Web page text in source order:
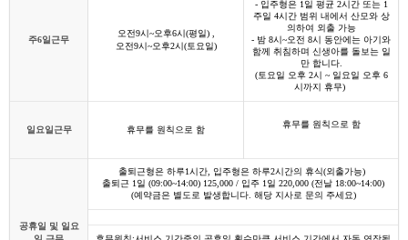
주6일근무
오전9시~오후6시(평일) ,
오전9시~오후2시(토요일)
- 입주형은 1일 평균 2시간 또는 1
주일 4시간 범위 내에서 산모와 상
의하여 외출 가능
- 밤 8시~오전 8시​​ 동안에는​ 아기와
함께 취침하며 신생아를 돌보는 일
만 합니다.
(토요일 오후 2시 ~ 일요일 오후 6
시까지 휴무)
일요일근무 휴무를 원칙으로 함
휴무를 원칙으로 함
공휴일 및 일요
출퇴근형은 하루1시간, 입주형은 하루2시간의 휴식(외출가능)
출퇴근 1일 (09:00~14:00) 125,000 / 입주 1일 220,000 (전날 18:00~14:00)​
(예약금은 별도로 발생합니다. 해당 지사로 문의 주세요)